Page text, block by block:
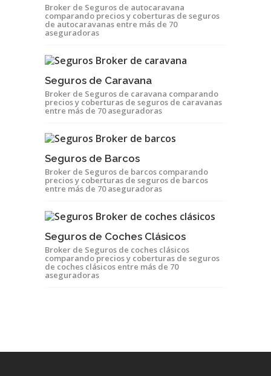
Broker de Seguros de autocaravana
comparando precios y coberturas de seguros
de autocaravanas entre más de 70
aseguradoras
Seguros de Caravana
Broker de Seguros de caravana comparando
precios y coberturas de seguros de caravanas
entre más de 70 aseguradoras
Seguros de Barcos
Broker de Seguros de barcos comparando
precios y coberturas de seguros de barcos
entre más de 70 aseguradoras
Seguros de Coches Clásicos
Broker de Seguros de coches clásicos
comparando precios y coberturas de seguros
de coches clásicos entre más de 70
aseguradoras